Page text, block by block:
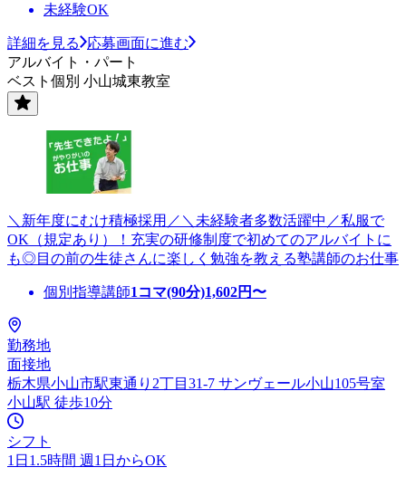
未経験OK
詳細を見る
応募画面に進む
アルバイト・パート
ベスト個別 小山城東教室
＼新年度にむけ積極採用／＼未経験者多数活躍中／私服で
OK（規定あり）！充実の研修制度で初めてのアルバイトに
も◎目の前の生徒さんに楽しく勉強を教える塾講師のお仕事
個別指導講師1コマ(90分)1,602円〜
勤務地
面接地
栃木県小山市駅東通り2丁目31-7 サンヴェール小山105号室
小山駅 徒歩10分
シフト
1日1.5時間 週1日からOK